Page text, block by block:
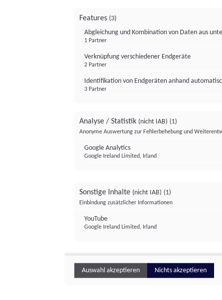
Features (3)
Abgleichung und Kombination von Daten aus
1 Partner
Verknüpfung verschiedener Endgeräte
2 Partner
Identifikation von Endgeräten anhand
3 Partner
Analyse / Statistik (nicht IAB) (1)
Anonyme Auswertung zur Fehlerbehebung und
Google Analytics
Google Ireland Limited, Irland
Sonstige Inhalte (nicht IAB) (1)
Einbindung zusätzlicher Informationen
YouTube
Google Ireland Limited, Irland
Auswahl akzeptieren Nichts akzeptieren